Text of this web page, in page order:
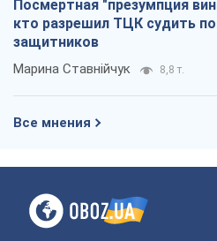
Посмертная "презумпция
кто разрешил ТЦК судить
защитников
Марина Ставнійчук 8,8 т.
Все мнения